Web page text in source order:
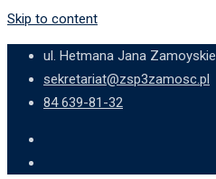
Skip to content
ul. Hetmana Jana
sekretariat@zsp3zamosc.pl
84 639-81-32